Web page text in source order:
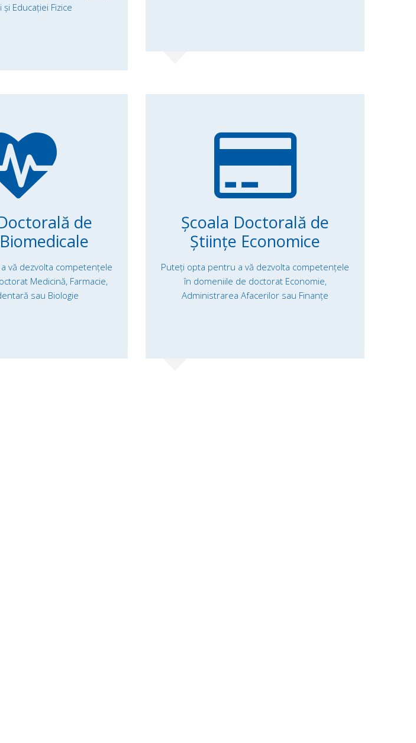
Educației Fizice
de
vă dezvolta competențele
Medicină, Farmacie,
sau Biologie
Școala Doctorală de
Științe Economice
Puteți opta pentru a vă dezvolta competențele
în domeniile de doctorat Economie,
Administrarea Afacerilor sau Finanțe